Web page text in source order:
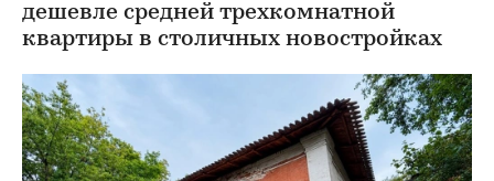
дешевле средней трехкомнатной
квартиры в столичных новостройках